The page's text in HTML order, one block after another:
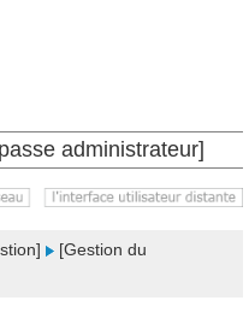
administrateur]
[Gestion du